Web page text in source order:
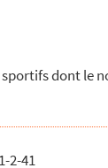
dont le
2-41